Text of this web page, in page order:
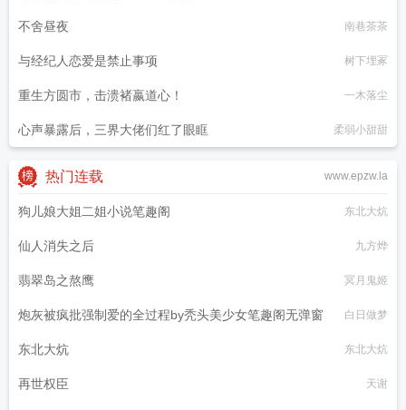
不舍昼夜 南巷茶茶
与经纪人恋爱是禁止事项 树下埋冢
重生方圆市，击溃褚嬴道心！ 一木落尘
心声暴露后，三界大佬们红了眼眶 柔弱小甜甜
www.epzw.la
热门连载
狗儿娘大姐二姐小说笔趣阁 东北大炕
仙人消失之后 九方烨
翡翠岛之熬鹰 冥月鬼姬
炮灰被疯批强制爱的全过程by秃头美少女笔趣阁无弹窗 白日做梦
东北大炕 东北大炕
再世权臣 天谢